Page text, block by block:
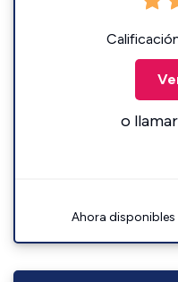
o llamar
Ahora